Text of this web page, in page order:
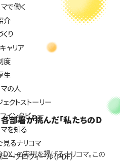
で働く
介
り
ャリア
度
生
の人
クトストーリー
インタビュー
マを知る
見るナリコマ
ープロフィール（PDF）
部署が挑んだ「私たちのD
」の実現を掲げるナリコマ。この